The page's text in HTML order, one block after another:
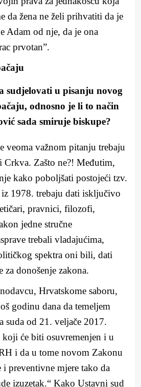
da žena ne želi prihvatiti da je
Adam od nje, da je ona
prvotan”.
sudjelovati u pisanju novog
odnosno je li to način
sada smiruje biskupe?
veoma važnom pitanju trebaju
Crkva. Zašto ne?! Međutim,
kako poboljšati postojeći tzv.
iz 1978. trebaju dati isključivo
pravnici, filozofi,
jedne stručne
trebali vladajućima,
spektra oni bili, dati
za donošenje zakona.
Hrvatskome saboru,
godinu dana da temeljem
suda od 21. veljače 2017.
će biti osuvremenjen i u
i da u tome novom Zakonu
preventivne mjere tako da
izuzetak.“ Kako Ustavni sud